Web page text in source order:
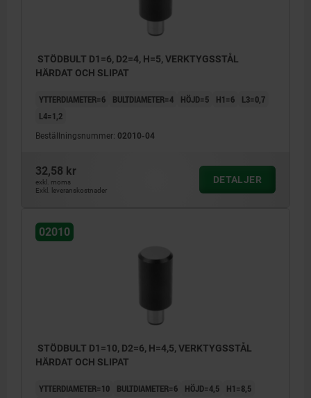
STÖDBULT D1=6, D2=4, H=5, VERKTYGSSTÅL
HÄRDAT OCH SLIPAT
YTTERDIAMETER=6 BULTDIAMETER=4 HÖJD=5 H1=6
L3=0,7
L4=1,2
Beställningsnummer: 02010-04
32,58 kr
exkl. moms
Exkl. leveranskostnader
DETALJER
02010
STÖDBULT D1=10, D2=6, H=4,5, VERKTYGSSTÅL
HÄRDAT OCH SLIPAT
YTTERDIAMETER=10 BULTDIAMETER=6 HÖJD=4,5
H1=8,5